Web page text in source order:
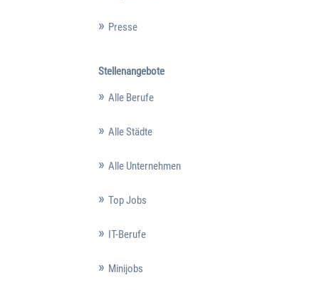
Presse
Stellenangebote
Alle Berufe
Alle Städte
Alle Unternehmen
Top Jobs
IT-Berufe
Minijobs